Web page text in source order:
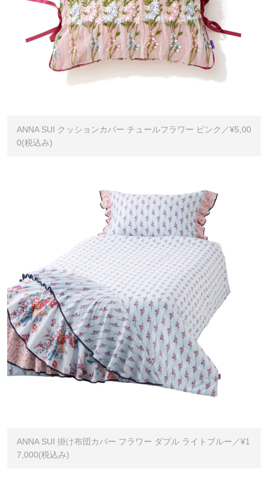
ANNA SUI クッションカバー チュールフラワー ピンク／¥5,00
0(税込み)
ANNA SUI 掛け布団カバー フラワー ダブル ライトブルー／¥1
7,000(税込み)